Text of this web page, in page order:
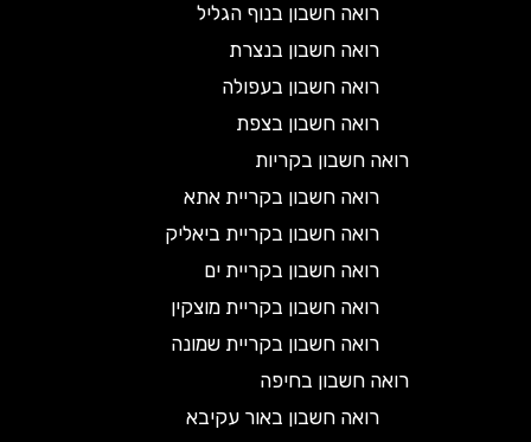
רואה חשבון בנוף הגליל
רואה חשבון בנצרת
רואה חשבון בעפולה
רואה חשבון בצפת
רואה חשבון בקריות
רואה חשבון בקריית אתא
רואה חשבון בקריית ביאליק
רואה חשבון בקריית ים
רואה חשבון בקריית מוצקין
רואה חשבון בקריית שמונה
רואה חשבון בחיפה
רואה חשבון באור עקיבא